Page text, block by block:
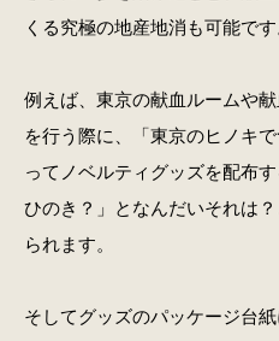
くる究極の地産地消も可能です
例えば、東京の献血ルームや
を行う際に、「東京のヒノキ
ってノベルティグッズを配布
ひのき？」となんだいそれは
られます。
そしてグッズのパッケージ台